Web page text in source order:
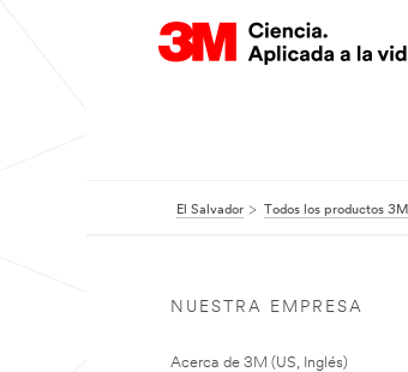
El Salvador Todos los productos 3M
NUESTRA EMPRESA
Acerca de 3M (US, Inglés)